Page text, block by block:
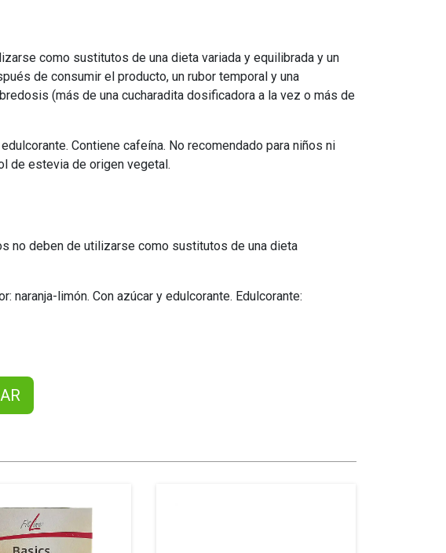
como sustitutos de una dieta variada y equilibrada y un
de consumir el producto, un rubor temporal y una
(más de una cucharadita dosificadora a la vez o más de
Contiene cafeína. No recomendado para niños ni
de estevia de origen vegetal.
no deben de utilizarse como sustitutos de una dieta
limón. Con azúcar y edulcorante. Edulcorante: